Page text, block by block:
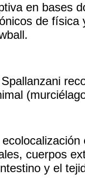
en bases
de
cuerpos
y el